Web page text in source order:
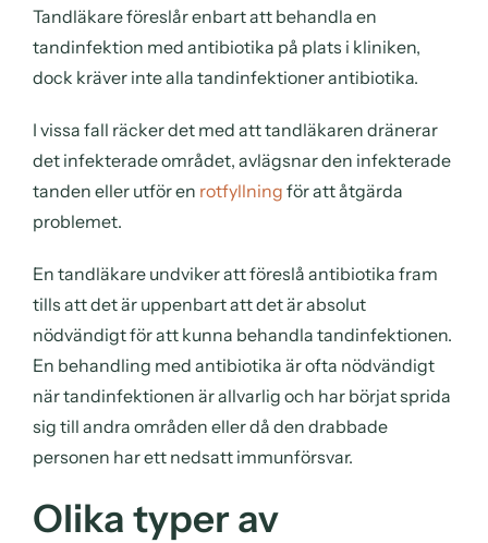
Tandläkare föreslår enbart att behandla en
tandinfektion med antibiotika på plats i kliniken,
dock kräver inte alla tandinfektioner antibiotika.
I vissa fall räcker det med att tandläkaren dränerar
det infekterade området, avlägsnar den infekterade
tanden eller utför en rotfyllning för att åtgärda
problemet.
En tandläkare undviker att föreslå antibiotika fram
tills att det är uppenbart att det är absolut
nödvändigt för att kunna behandla tandinfektionen.
En behandling med antibiotika är ofta nödvändigt
när tandinfektionen är allvarlig och har börjat sprida
sig till andra områden eller då den drabbade
personen har ett nedsatt immunförsvar.
Olika typer av